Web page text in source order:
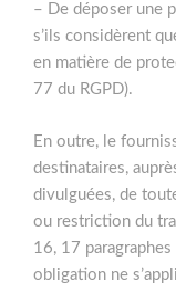
– De déposer une
s’ils considèrent
en matière de
77 du RGPD).
En outre, le
destinataires,
divulguées, de
ou restriction du
16, 17
obligation ne